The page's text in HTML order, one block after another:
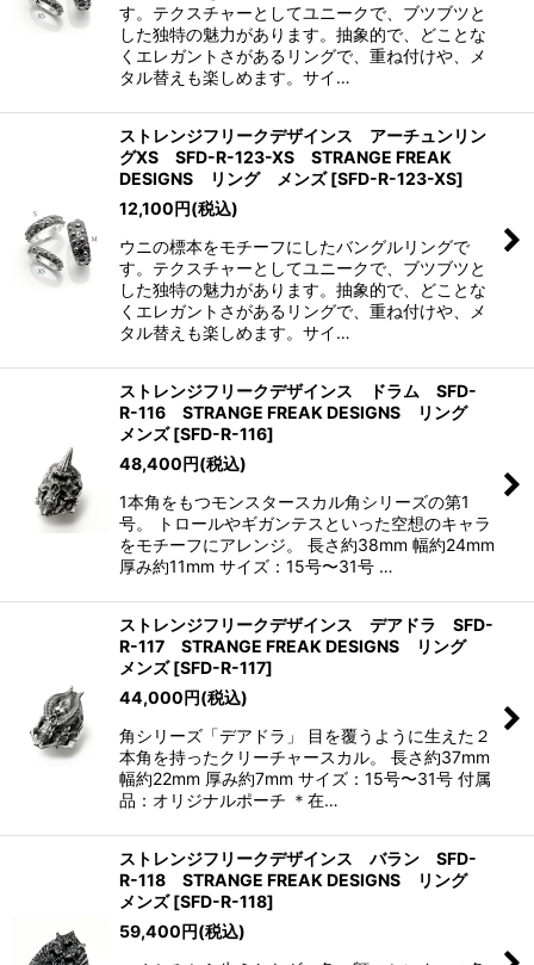
す。テクスチャーとしてユニークで、ブツブツと
した独特の魅力があります。抽象的で、どことな
くエレガントさがあるリングで、重ね付けや、メ
タル替えも楽しめます。サイ…
ストレンジフリークデザインス アーチュンリン
グXS SFD-R-123-XS STRANGE FREAK
DESIGNS リング メンズ [SFD-R-123-XS]
12,100円(税込)
ウニの標本をモチーフにしたバングルリングで
す。テクスチャーとしてユニークで、ブツブツと
した独特の魅力があります。抽象的で、どことな
くエレガントさがあるリングで、重ね付けや、メ
タル替えも楽しめます。サイ…
ストレンジフリークデザインス ドラム SFD-
R-116 STRANGE FREAK DESIGNS リング
メンズ [SFD-R-116]
48,400円(税込)
1本角をもつモンスタースカル角シリーズの第1
号。 トロールやギガンテスといった空想のキャラ
をモチーフにアレンジ。 長さ約38mm 幅約24mm
厚み約11mm サイズ：15号〜31号 …
ストレンジフリークデザインス デアドラ SFD-
R-117 STRANGE FREAK DESIGNS リング
メンズ [SFD-R-117]
44,000円(税込)
角シリーズ「デアドラ」 目を覆うように生えた２
本角を持ったクリーチャースカル。 長さ約37mm
幅約22mm 厚み約7mm サイズ：15号〜31号 付属
品：オリジナルポーチ ＊在…
ストレンジフリークデザインス バラン SFD-
R-118 STRANGE FREAK DESIGNS リング
メンズ [SFD-R-118]
59,400円(税込)